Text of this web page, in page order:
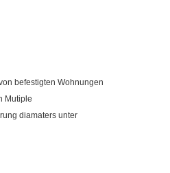
befestigten Wohnungen
Mutiple
diamaters unter